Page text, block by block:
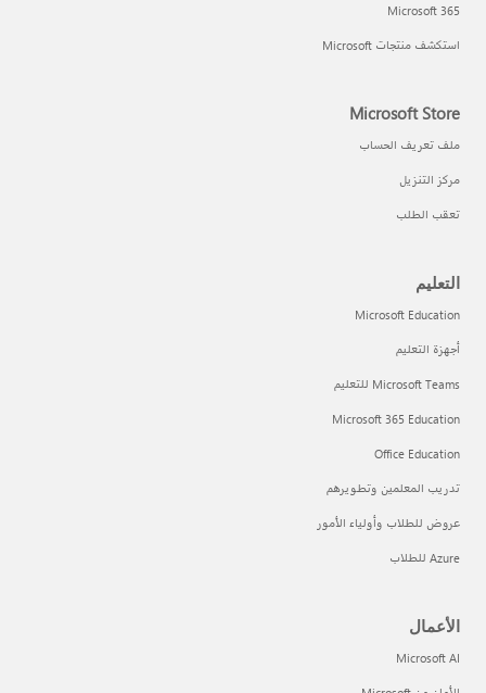
Microsoft 365
استكشف منتجات Microsoft
Microsoft Store
ملف تعريف الحساب
مركز التنزيل
تعقب الطلب
التعليم
Microsoft Education
أجهزة التعليم
Microsoft Teams للتعليم
Microsoft 365 Education
Office Education
تدريب المعلمين وتطويرهم
عروض للطلاب وأولياء الأمور
Azure للطلاب
الأعمال
Microsoft AI